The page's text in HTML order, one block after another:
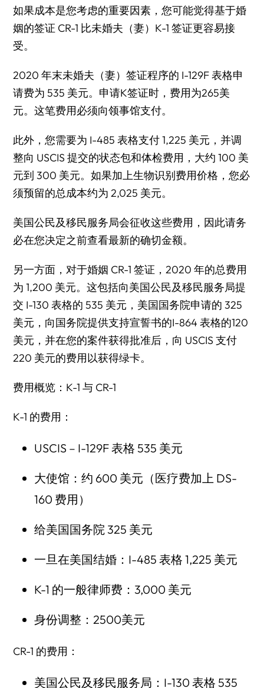
如果成本是您考虑的重要因素，您可能觉得基于婚
姻的签证 CR-1 比未婚夫（妻）K-1 签证更容易接
受。
2020 年末未婚夫（妻）签证程序的 I-129F 表格申
请费为 535 美元。申请K签证时，费用为265美
元。这笔费用必须向领事馆支付。
此外，您需要为 I-485 表格支付 1,225 美元，并调
整向 USCIS 提交的状态包和体检费用，大约 100 美
元到 300 美元。如果加上生物识别费用价格，您必
须预留的总成本约为 2,025 美元。
美国公民及移民服务局会征收这些费用，因此请务
必在您决定之前查看最新的确切金额。
另一方面，对于婚姻 CR-1 签证，2020 年的总费用
为 1,200 美元。这包括向美国公民及移民服务局提
交 I-130 表格的 535 美元，美国国务院申请的 325
美元，向国务院提供支持宣誓书的I-864 表格的120
美元，并在您的案件获得批准后，向 USCIS 支付
220 美元的费用以获得绿卡。
费用概览：K-1 与 CR-1
K-1 的费用：
USCIS – I-129F 表格 535 美元
大使馆：约 600 美元（医疗费加上 DS-
160 费用）
给美国国务院 325 美元
一旦在美国结婚：I-485 表格 1,225 美元
K-1 的一般律师费：3,000 美元
身份调整：2500美元
CR-1 的费用：
美国公民及移民服务局：I-130 表格 535